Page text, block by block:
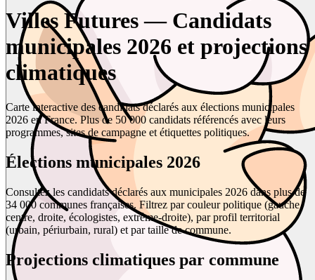
Villes Futures — Candidats
municipales 2026 et projections
climatiques
Carte interactive des candidats déclarés aux élections municipales
2026 en France. Plus de 50 000 candidats référencés avec leurs
programmes, sites de campagne et étiquettes politiques.
Élections municipales 2026
Consultez les candidats déclarés aux municipales 2026 dans plus de
34 000 communes françaises. Filtrez par couleur politique (gauche,
centre, droite, écologistes, extrême-droite), par profil territorial
(urbain, périurbain, rural) et par taille de commune.
Projections climatiques par commune